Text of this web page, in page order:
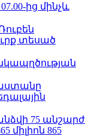
ից մինչև
տեսած
75 անշարժ
միլիոն 865